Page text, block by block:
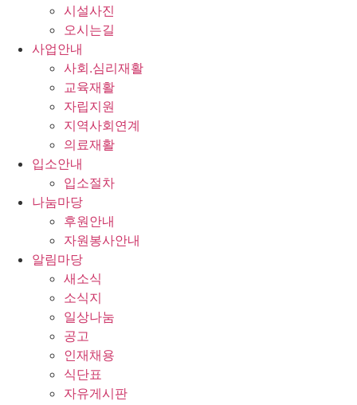
시설사진
오시는길
사업안내
사회.심리재활
교육재활
자립지원
지역사회연계
의료재활
입소안내
입소절차
나눔마당
후원안내
자원봉사안내
알림마당
새소식
소식지
일상나눔
공고
인재채용
식단표
자유게시판